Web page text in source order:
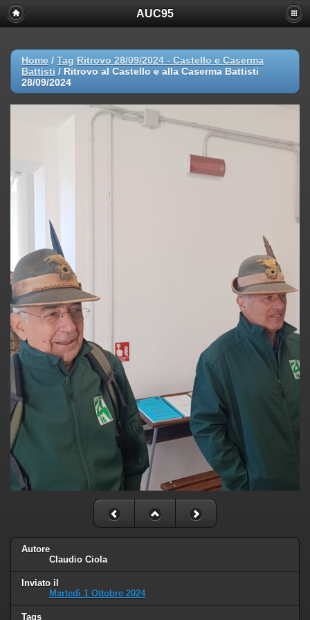
AUC95
Home / Tag Ritrovo 28/09/2024 - Castello e Caserma
Battisti / Ritrovo al Castello e alla Caserma Battisti
28/09/2024
Autore
Claudio Ciola
Inviato il
Martedì 1 Ottobre 2024
Tags